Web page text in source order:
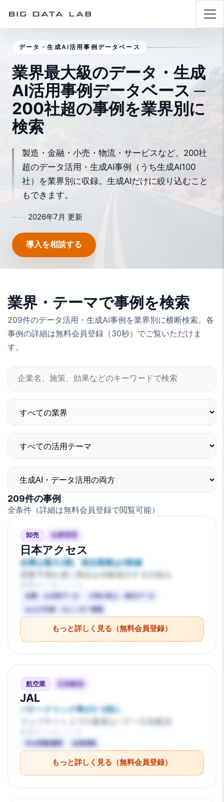
データ・生成AI活用事例データベース
業界最大級のデータ・生成
AI活用事例データベース ─
200社超の事例を業界別に
検索
製造・金融・小売・物流・サービスなど、200社
超のデータ活用・生成AI事例（うち生成AI100
社）を業界別に収録。生成AIだけに絞り込むこと
もできます。
2026年7月 更新
導入を相談する
業界・テーマで事例を検索
209件のデータ活用・生成AI事例を業界別に横断検索。 各
事例の詳細は無料会員登録（30秒）でご覧いただけま
す。
209件の事例
全条件 （詳細は無料会員登録で閲覧可能）
卸売 在庫管理
日本アクセス
在庫は最大3割、発注業務は5割減
需要予測を基に商品を自動発注する仕組み
在庫・入出荷データ
小売の売上・発注データ
および天候・カレンダー情報
もっと詳しく見る（無料会員登録）
航空業 広告配信
JAL
バナークリック率が2-3倍に
ウェブサイト上での最適なバナー広告配信
Web閲覧履歴 会員情報
もっと詳しく見る（無料会員登録）